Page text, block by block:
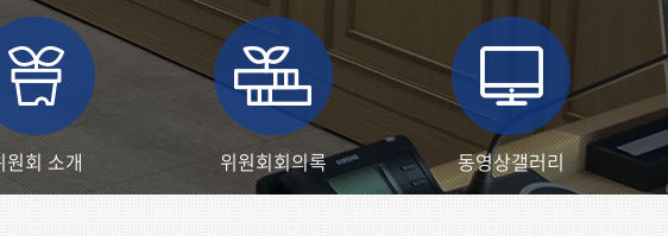
원회 소개 위원회회의록 동영상갤러리